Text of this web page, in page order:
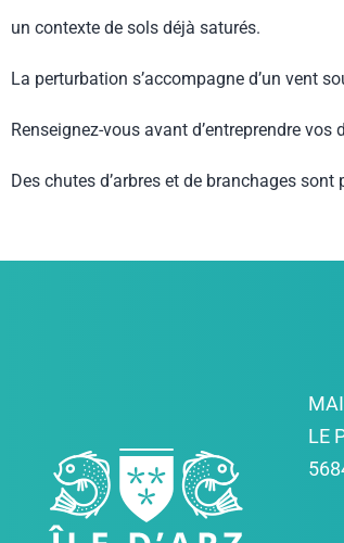
un contexte de sols déjà saturés.
La perturbation s’accompagne d’un vent
Renseignez-vous avant d’entreprendre
Des chutes d’arbres et de branchages sont
LE